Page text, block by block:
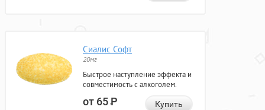
Сиалис Софт
20мг
Быстрое наступление эффекта и
совместимость с алкоголем.
от 65Р Купить